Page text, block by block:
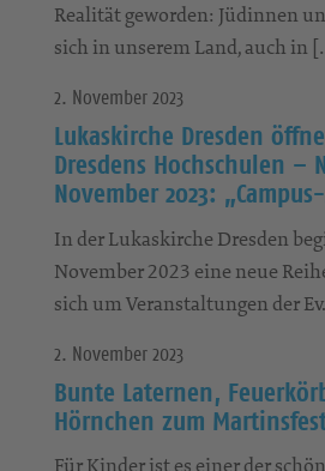
Realität geworden: Jüdinnen
sich in unserem Land, auch in
2. November 2023
Lukaskirche Dresden
Dresdens Hochschulen –
November 2023:
In der Lukaskirche Dresden
November 2023 eine neue
sich um Veranstaltungen der
2. November 2023
Bunte Laternen,
Hörnchen zum
Für Kinder ist es einer der